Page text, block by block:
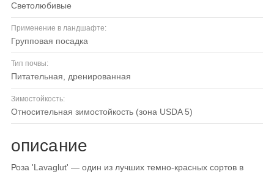
светолюбивые
Применение в ландшафте:
групповая посадка
Тип почвы:
питательная, дренированная
Зимостойкость:
относительная зимостойкость (зона USDA 5)
описание
Роза 'Lavaglut' — один из лучших темно-красных сортов в